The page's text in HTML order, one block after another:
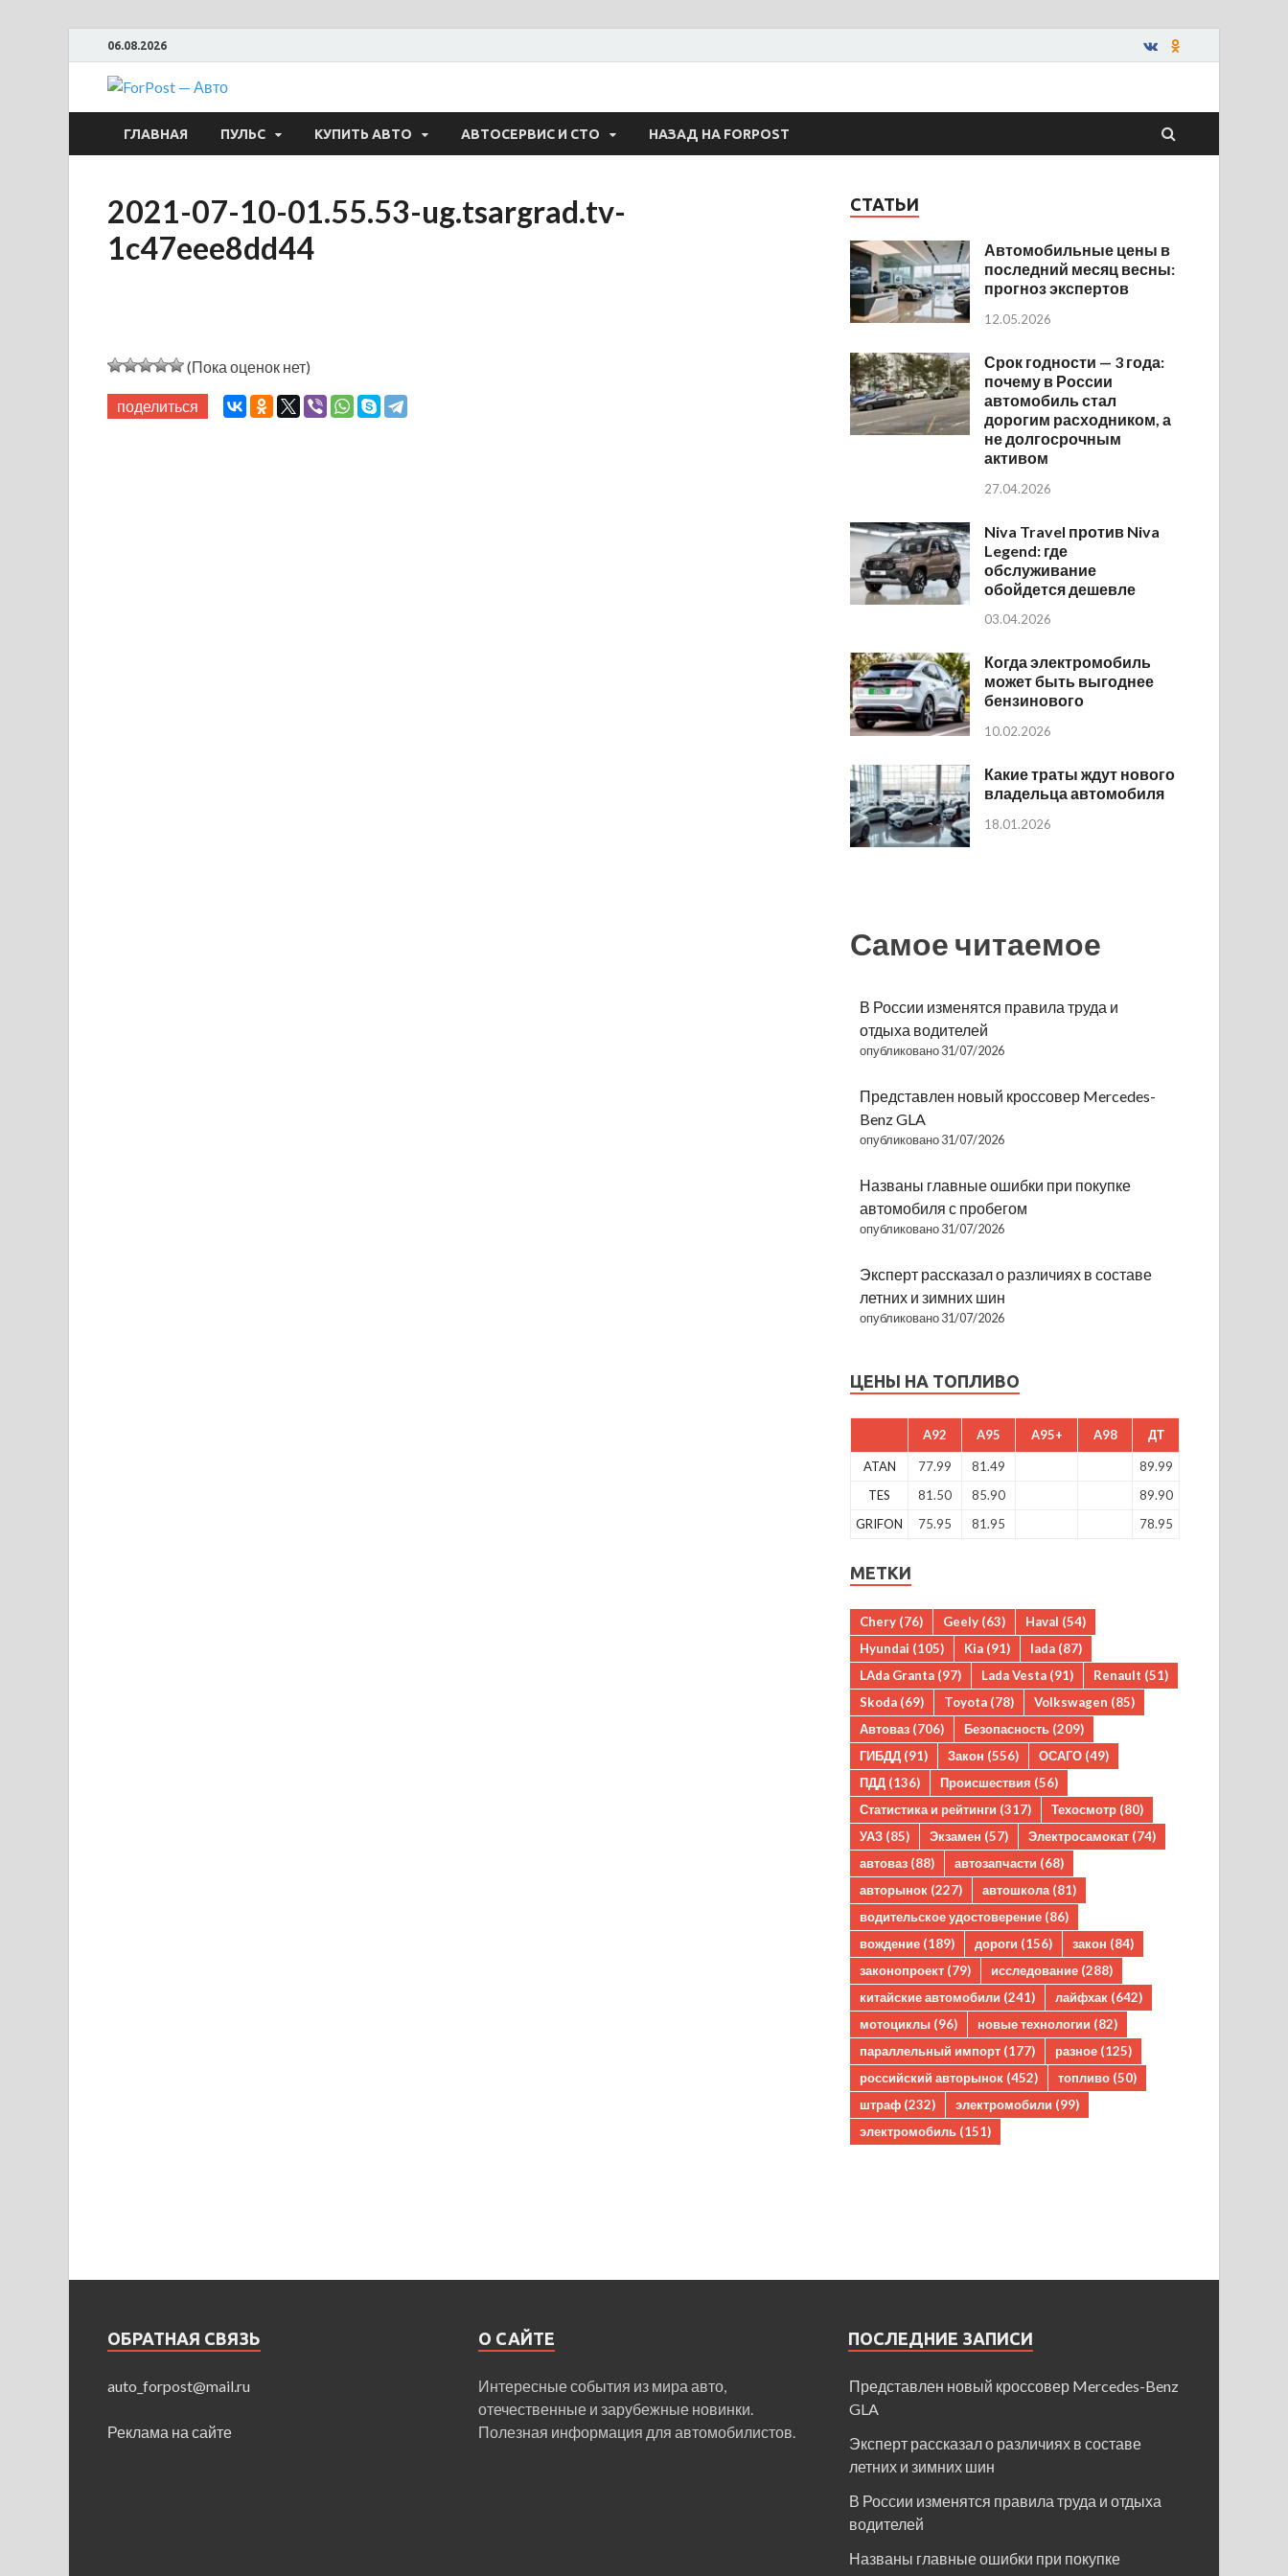
06.08.2026
ForPost — Авто
ГЛАВНАЯ ПУЛЬС КУПИТЬ АВТО АВТОСЕРВИС И СТО НАЗАД НА FORPOST
2021-07-10-01.55.53-ug.tsargrad.tv-
1c47eee8dd44
(Пока оценок нет)
поделиться
СТАТЬИ
Автомобильные цены в
последний месяц весны:
прогноз экспертов
12.05.2026
Срок годности — 3 года:
почему в России
автомобиль стал
дорогим расходником, а
не долгосрочным
активом
27.04.2026
Niva Travel против Niva
Legend: где
обслуживание
обойдется дешевле
03.04.2026
Когда электромобиль
может быть выгоднее
бензинового
10.02.2026
Какие траты ждут нового
владельца автомобиля
18.01.2026
Самое читаемое
В России изменятся правила труда и
отдыха водителей
опубликовано 31/07/2026
Представлен новый кроссовер Mercedes-
Benz GLA
опубликовано 31/07/2026
Названы главные ошибки при покупке
автомобиля с пробегом
опубликовано 31/07/2026
Эксперт рассказал о различиях в составе
летних и зимних шин
опубликовано 31/07/2026
ЦЕНЫ НА ТОПЛИВО
A92 A95 A95+ A98 ДТ
ATAN 77.99 81.49
89.99
TES
81.50 85.90
89.90
GRIFON
75.95 81.95 78.95
МЕТКИ
Chery (76) Geely (63) Haval (54)
Hyundai (105) Kia (91) lada (87)
LAda Granta (97) Lada Vesta (91) Renault (51)
Skoda (69) Toyota (78) Volkswagen (85)
Автоваз (706) Безопасность (209)
ГИБДД (91) Закон (556) ОСАГО (49)
ПДД (136) Происшествия (56)
Статистика и рейтинги (317) Техосмотр (80)
УАЗ (85) Экзамен (57) Электросамокат (74)
автоваз (88) автозапчасти (68)
авторынок (227) автошкола (81)
водительское удостоверение (86)
вождение (189) дороги (156) закон (84)
законопроект (79) исследование (288)
китайские автомобили (241) лайфхак (642)
мотоциклы (96) новые технологии (82)
параллельный импорт (177) разное (125)
российский авторынок (452) топливо (50)
штраф (232) электромобили (99)
электромобиль (151)
ОБРАТНАЯ СВЯЗЬ
auto_forpost@mail.ru
Реклама на сайте
О САЙТЕ
Интересные события из мира авто,
отечественные и зарубежные новинки.
Полезная информация для автомобилистов.
ПОСЛЕДНИЕ ЗАПИСИ
Представлен новый кроссовер Mercedes-Benz
GLA
Эксперт рассказал о различиях в составе
летних и зимних шин
В России изменятся правила труда и отдыха
водителей
Названы главные ошибки при покупке